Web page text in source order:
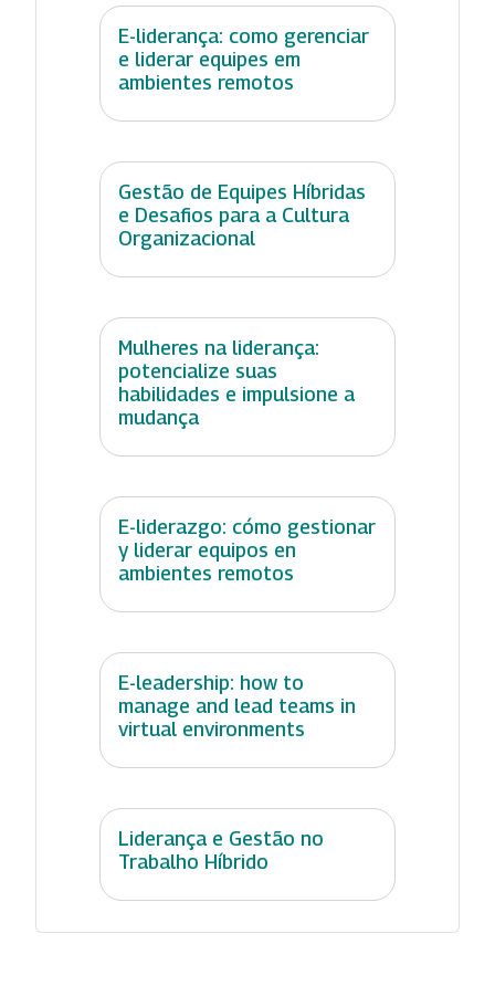
E-liderança: como gerenciar
e liderar equipes em
ambientes remotos
Gestão de Equipes Híbridas
e Desafios para a Cultura
Organizacional
Mulheres na liderança:
potencialize suas
habilidades e impulsione a
mudança
E-liderazgo: cómo gestionar
y liderar equipos en
ambientes remotos
E-leadership: how to
manage and lead teams in
virtual environments
Liderança e Gestão no
Trabalho Híbrido